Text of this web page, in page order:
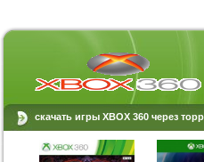
скачать игры XBOX 360 через